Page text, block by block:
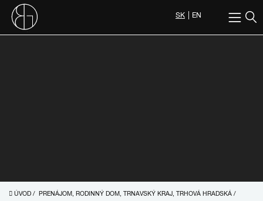
SK EN
ÚVOD / PRENÁJOM, RODINNÝ DOM, TRNAVSKÝ KRAJ, TRHOVÁ HRADSKÁ /